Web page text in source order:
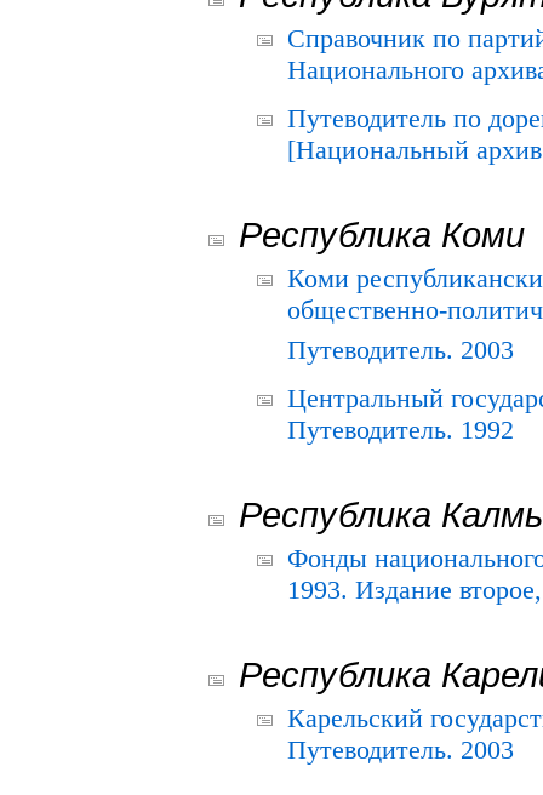
Справочник по
Национального
Путеводитель по
[Национальный
Республика Коми
Коми
общественно-
Путеводитель. 2003
Центральный
Путеводитель. 1992
Республика
Фонды
1993. Издание
Республика
Карельский
Путеводитель. 2003